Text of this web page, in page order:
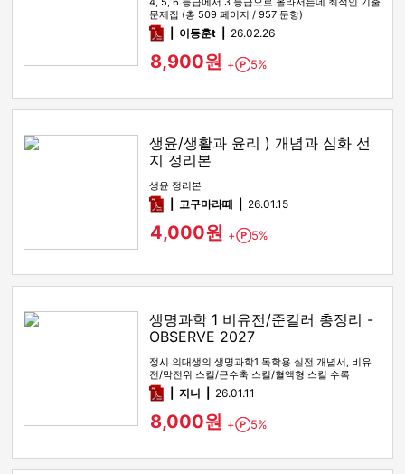
문제집 (총 509 페이지 / 957 문항)
pdf이동훈t 26.02.26
8,900원 + Point
5%
생윤/생활과 윤리 ) 개념과 심화 선
지 정리본
생윤 정리본
pdf고구마라떼 26.01.15
4,000원 + Point
5%
생명과학 1 비유전/준킬러 총정리 -
OBSERVE 2027
정시 의대생의 생명과학1 독학용 실전 개념서, 비유
전/막전위 스킬/근수축 스킬/혈액형 스킬 수록
pdf지니 26.01.11
8,000원 + Point
5%